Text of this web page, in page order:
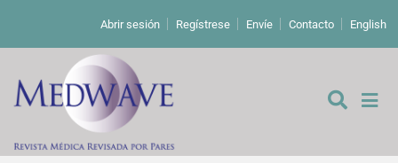
Abrir sesión Regístrese Envíe Contacto English